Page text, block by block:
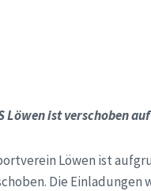
Löwen ist verschoben
Löwen ist
Die